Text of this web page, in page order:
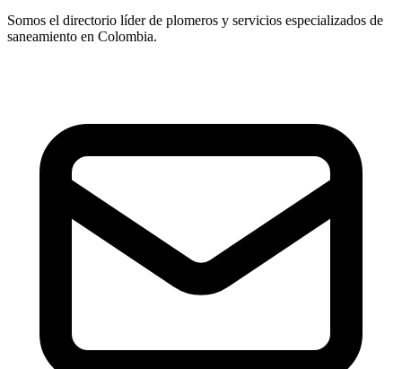
Somos el directorio líder de plomeros y servicios especializados de
saneamiento en Colombia.